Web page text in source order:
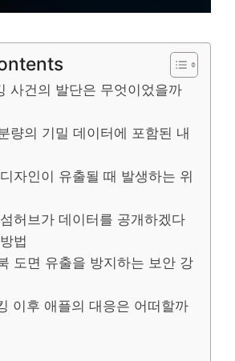
사건의 발단은 무엇이었을까
량의 기밀 데이터에 포함된 내
자인이 유출될 때 발생하는 위
허브가 데이터를 공개하겠다
법
도면 유출을 방지하는 보안 강
이후 애플의 대응은 어떠할까